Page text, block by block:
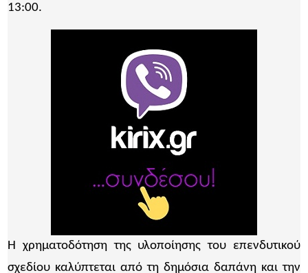
13:00.
Η χρηματοδότηση της υλοποίησης του επενδυτικού
σχεδίου καλύπτεται από τη δημόσια δαπάνη και την